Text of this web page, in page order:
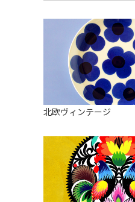
スープカップ
そば猪口・フリーカップ
ココット
薬味入れ
ミキシングボウル
すべて見る
オーナメント
クリーマー
バス・洗面用品
家具小物
小物入れ
アロマポット
バスケット
装飾用タイル・プレート
ミニチュア
ペンダントトップ
すべて見る
北欧ヴィンテージ